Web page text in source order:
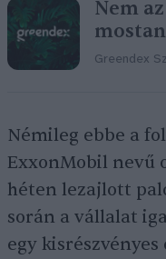
Nem
Greendex
Némileg ebbe a
ExxonMobil nevű
héten lezajlott
során a vállalat
egy